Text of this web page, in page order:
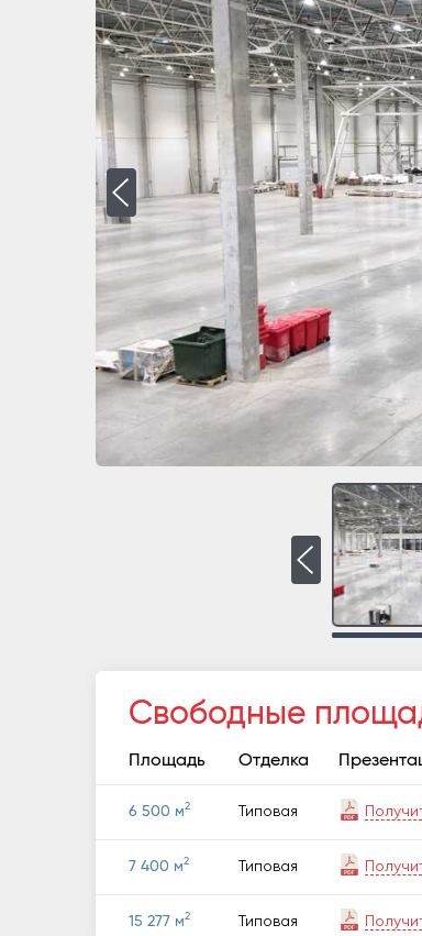
Свободные
Площадь Отделка
6 500 м2 Типовая
7 400 м2 Типовая
15 277 м2 Типовая